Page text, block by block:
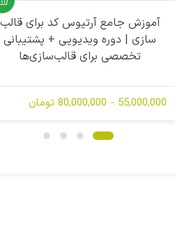
آموزش جامع آرتیوس کد برای قالب‌
سازی | دوره ویدیویی + پشتیبانی
تخصصی برای قالب‌سازی‌ها
55,000,000 - 80,000,000 تومان